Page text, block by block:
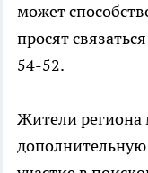
может
просят
54-52.
Жители региона